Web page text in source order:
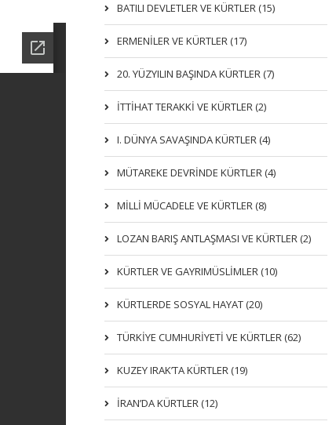
BATILI DEVLETLER VE KÜRTLER (15)
ERMENİLER VE KÜRTLER (17)
20. YÜZYILIN BAŞINDA KÜRTLER (7)
İTTIHAT TERAKKI VE KÜRTLER (2)
I. DÜNYA SAVAŞINDA KÜRTLER (4)
MÜTAREKE DEVRİNDE KÜRTLER (4)
MİLLİ MÜCADELE VE KÜRTLER (8)
LOZAN BARIŞ ANTLAŞMASI VE KÜRTLER (2)
KÜRTLER VE GAYRIMÜSLIMLER (10)
KÜRTLERDE SOSYAL HAYAT (20)
TÜRKİYE CUMHURİYETİ VE KÜRTLER (62)
KUZEY IRAK’TA KÜRTLER (19)
İRAN’DA KÜRTLER (12)